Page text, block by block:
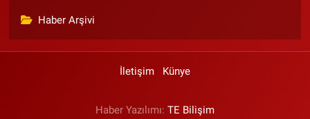
Haber Arşivi
İletişim Künye
Haber Yazılımı: TE Bilişim